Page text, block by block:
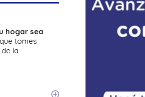
hogar sea
tomes
la